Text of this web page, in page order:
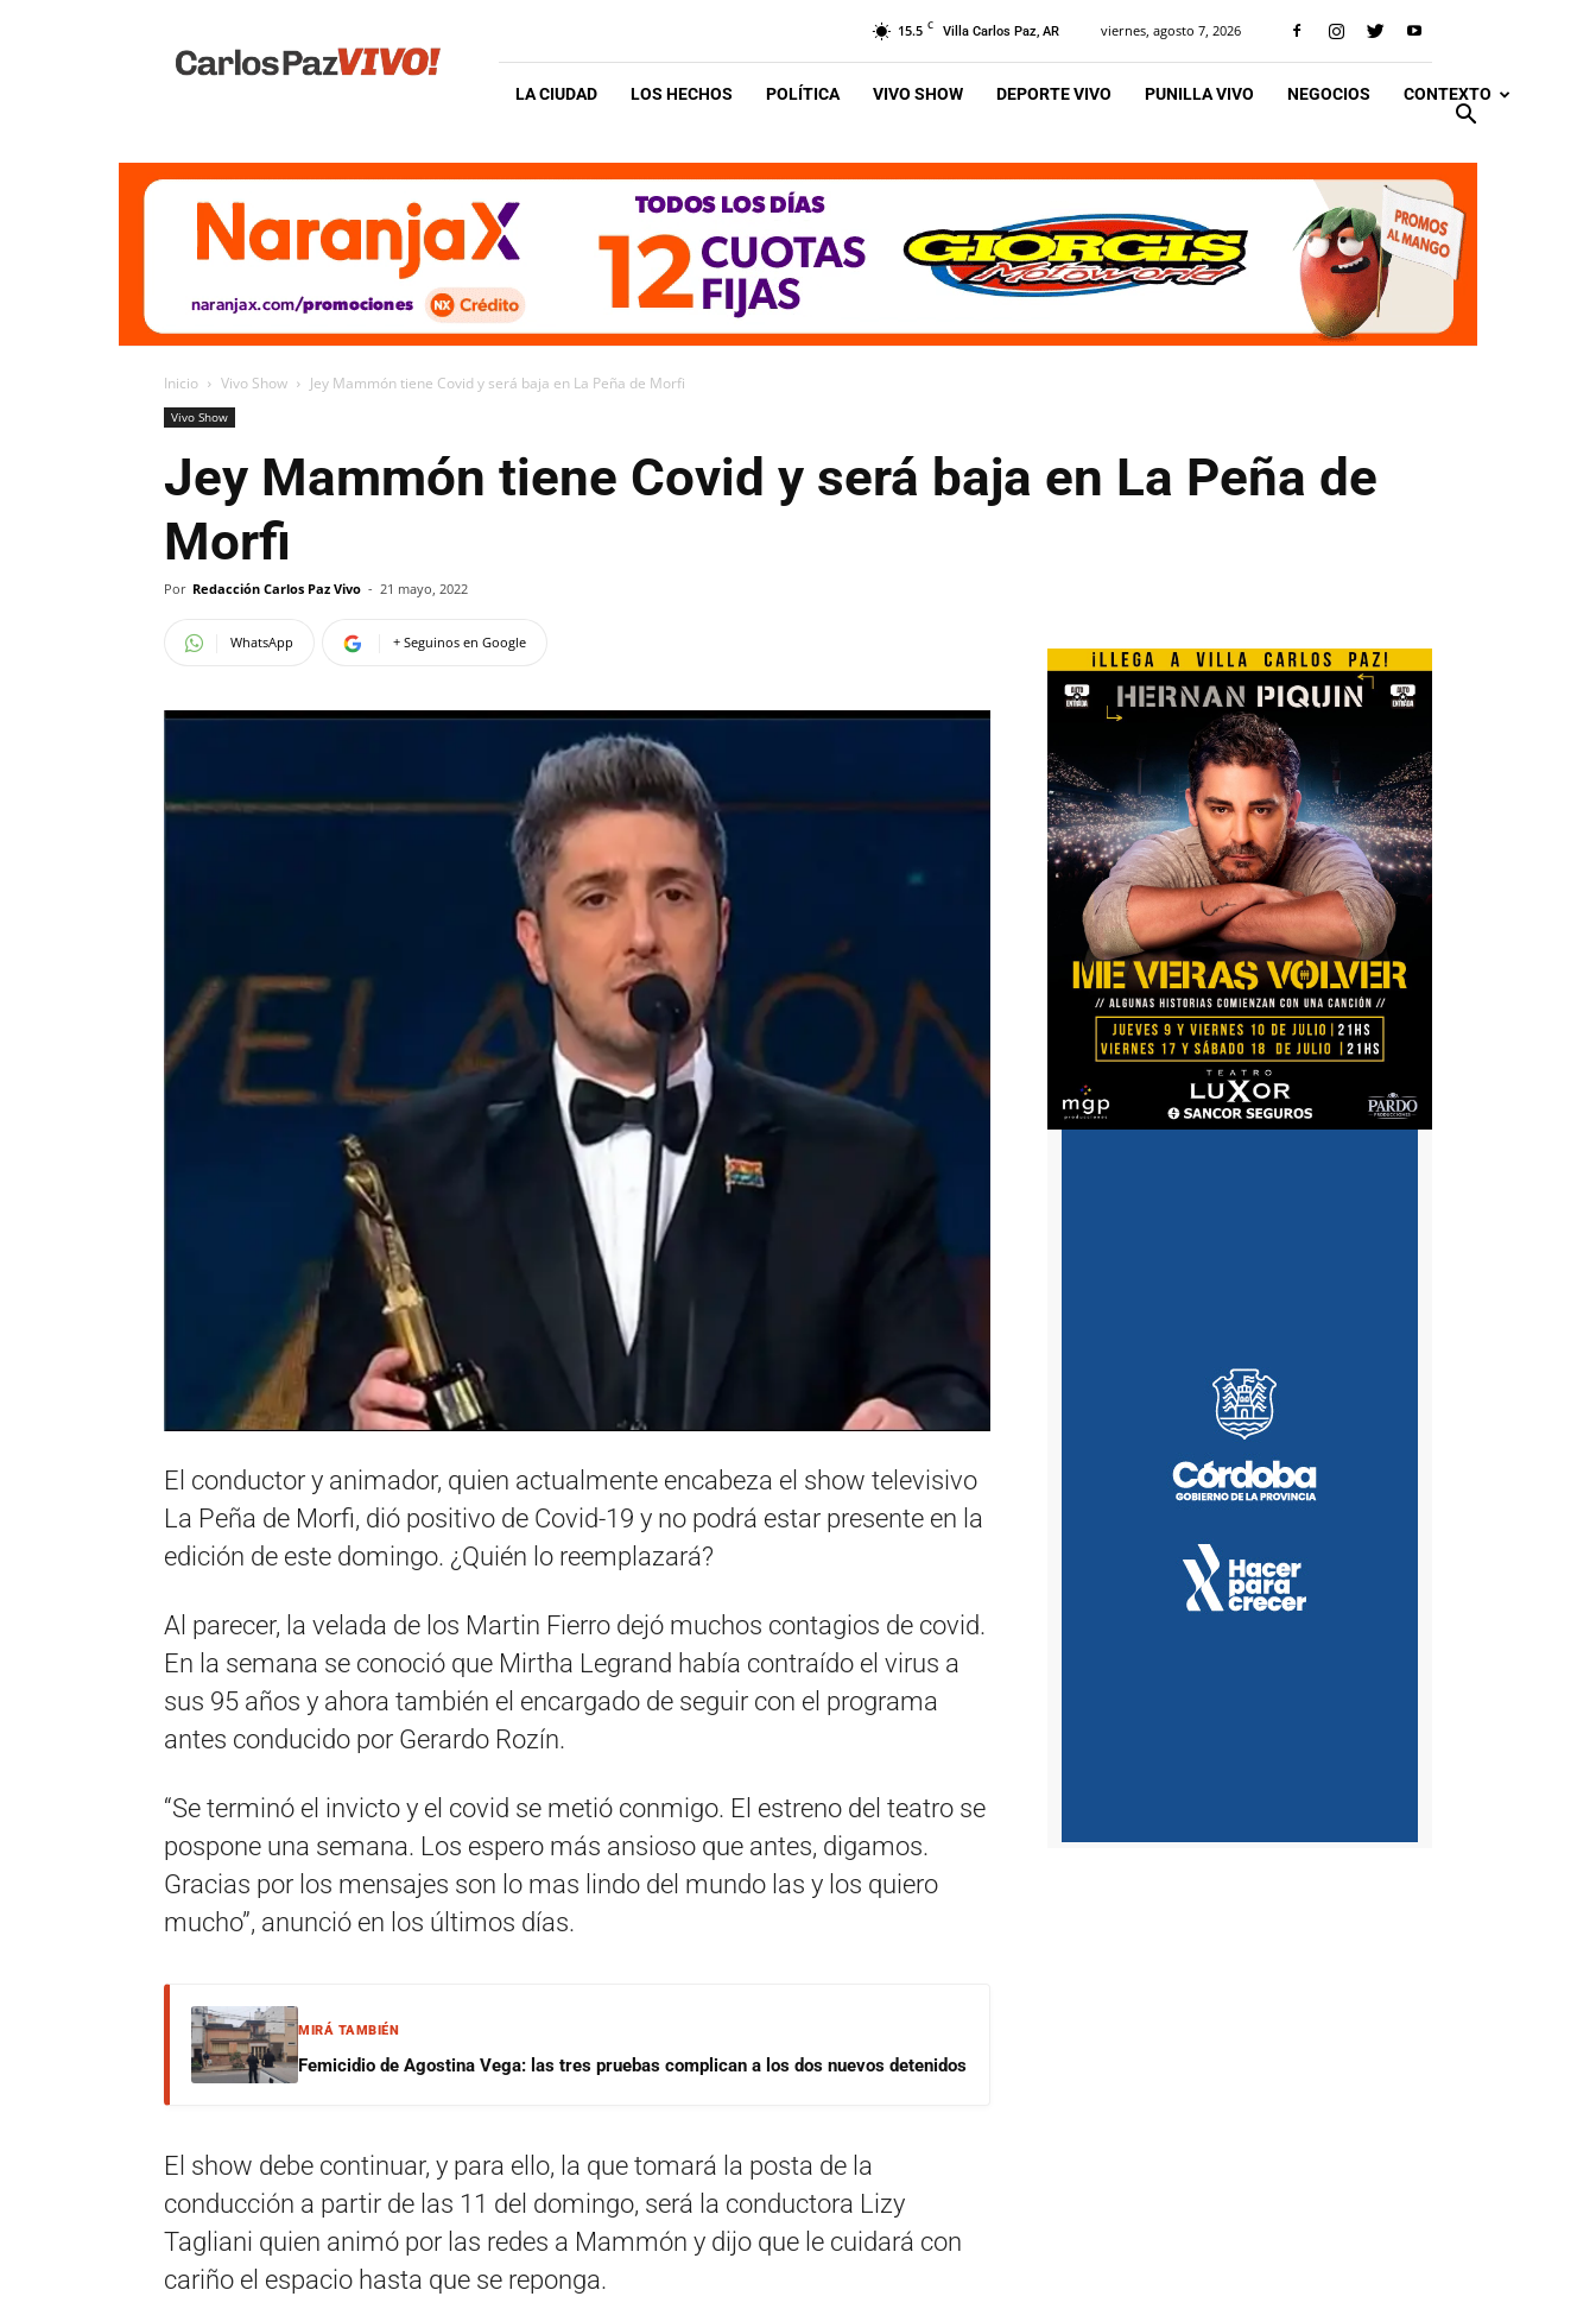
Vivo
15.5 C Villa Carlos Paz, AR viernes, agosto 7, 2026
LA CIUDAD LOS HECHOS POLÍTICA VIVO SHOW DEPORTE VIVO PUNILLA VIVO NEGOCIOS CONTEXTO
Inicio Vivo Show Jey Mammón tiene Covid y será baja en La Peña de Morfi
Vivo Show
Jey Mammón tiene Covid y será baja en La Peña de
Morfi
Por Redacción Carlos Paz Vivo - 21 mayo, 2022
WhatsApp + Seguinos en Google
El conductor y animador, quien actualmente encabeza el show televisivo
La Peña de Morfi, dió positivo de Covid-19 y no podrá estar presente en la
edición de este domingo. ¿Quién lo reemplazará?
Al parecer, la velada de los Martin Fierro dejó muchos contagios de covid.
En la semana se conoció que Mirtha Legrand había contraído el virus a
sus 95 años y ahora también el encargado de seguir con el programa
antes conducido por Gerardo Rozín.
“Se terminó el invicto y el covid se metió conmigo. El estreno del teatro se
pospone una semana. Los espero más ansioso que antes, digamos.
Gracias por los mensajes son lo mas lindo del mundo las y los quiero
mucho”, anunció en los últimos días.
MIRÁ TAMBIÉN
Femicidio de Agostina Vega: las tres pruebas complican a los dos nuevos detenidos
El show debe continuar, y para ello, la que tomará la posta de la
conducción a partir de las 11 del domingo, será la conductora Lizy
Tagliani quien animó por las redes a Mammón y dijo que le cuidará con
cariño el espacio hasta que se reponga.